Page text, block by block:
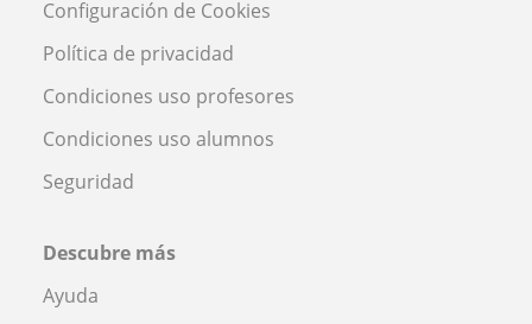
Configuración de Cookies
Política de privacidad
Condiciones uso profesores
Condiciones uso alumnos
Seguridad
Descubre más
Ayuda